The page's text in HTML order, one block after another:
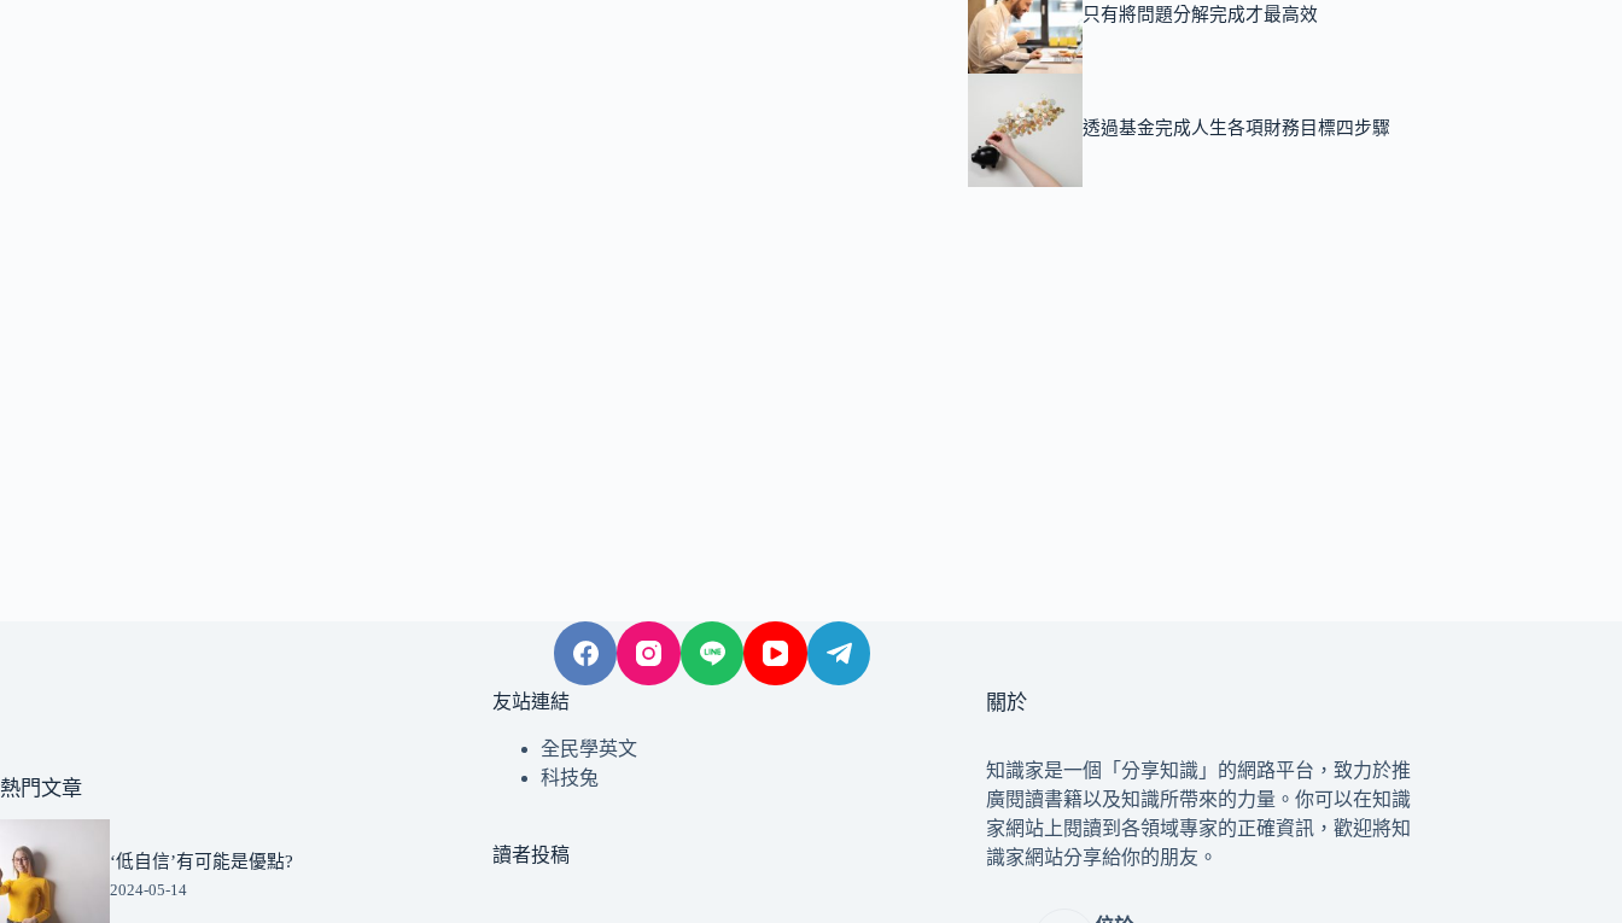
只有將問題分解完成才最高效
透過基金完成人生各項財務目標四步驟
熱門文章
‘低自信’有可能是優點?
2024-05-14
友站連結
全民學英文
科技兔
讀者投稿
關於
知識家是一個「分享知識」的網路平台，致力於推
廣閱讀書籍以及知識所帶來的力量。你可以在知識
家網站上閱讀到各領域專家的正確資訊，歡迎將知
識家網站分享給你的朋友。